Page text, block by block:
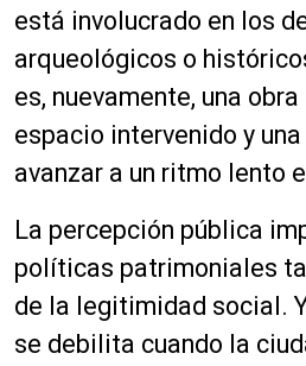
está involucrado en los
arqueológicos o
es, nuevamente, una
espacio intervenido y
avanzar a un ritmo lento
La percepción pública
políticas patrimoniales
de la legitimidad social.
se debilita cuando la